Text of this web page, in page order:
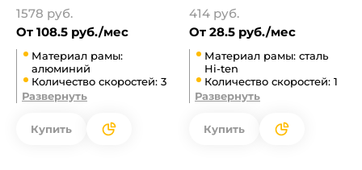
1578 руб.
От 108.5 руб./мес
Материал рамы:
алюминий
Количество скоростей: 3
Развернуть
Купить
414 руб.
От 28.5 руб./мес
Материал рамы: сталь
Hi-ten
Количество скоростей: 1
Развернуть
Купить